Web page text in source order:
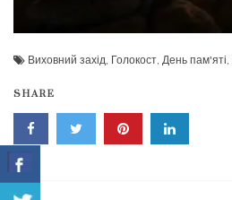
Виховний захід, Голокост, День пам'яті,
SHARE